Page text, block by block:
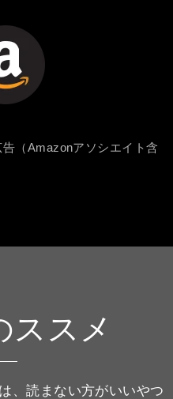
（Amazonアソシエイト含
ススメ
、読まない方がいいやつ